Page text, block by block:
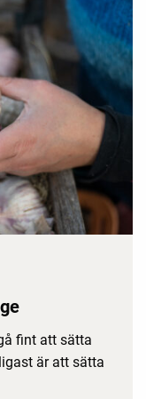
fint att sätta
är att sätta